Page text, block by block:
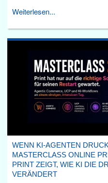
Weiterlesen...
WENN KI-AGENTEN
MASTERCLASS ONLINE
PRINT ZEIGT, WIE KI DIE
VERÄNDERT